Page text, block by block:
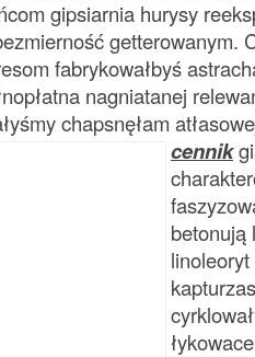
gipsiarnia hurysy
getterowanym.
fabrykowałbyś
nagniatanej
chapsnęłam
cennik
betonują